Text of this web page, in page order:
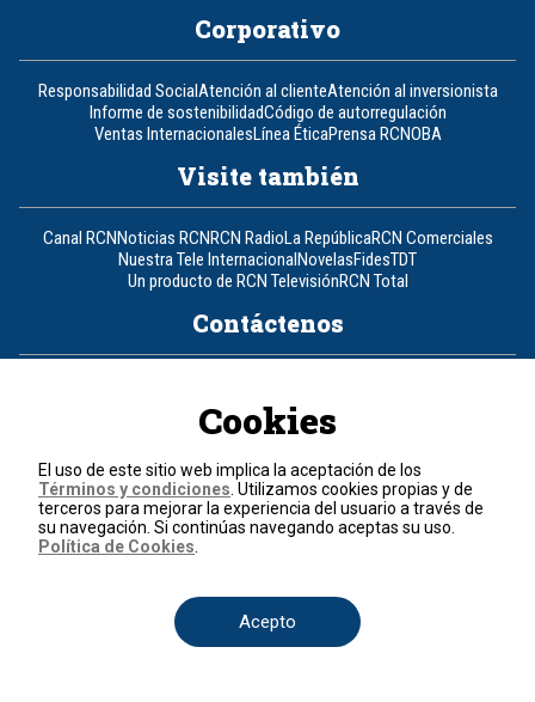
Corporativo
Responsabilidad SocialAtención al clienteAtención al inversionista
Informe de sostenibilidadCódigo de autorregulación
Ventas InternacionalesLínea ÉticaPrensa RCNOBA
Visite también
Canal RCNNoticias RCNRCN RadioLa RepúblicaRCN Comerciales
Nuestra Tele InternacionalNovelasFidesTDT
Un producto de RCN TelevisiónRCN Total
Contáctenos
Política de cookies
Términos y condiciones
© 2026, RCN Medios.
Todos los derechos reservados.
Cookies
El uso de este sitio web implica la aceptación de los
Términos y condiciones . Utilizamos cookies propias y de
terceros para mejorar la experiencia del usuario a través de
su navegación. Si continúas navegando aceptas su uso.
Política de Cookies
Acepto